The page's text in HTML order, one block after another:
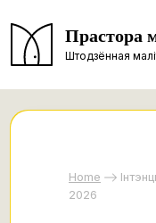
Прастора
Штодзённая
Home
2026